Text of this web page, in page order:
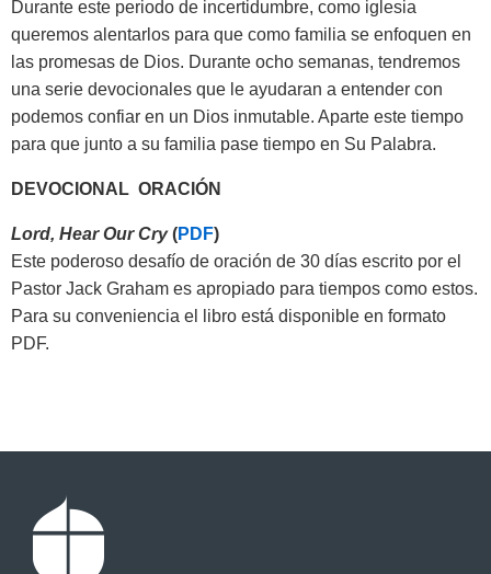
Durante este periodo de incertidumbre, como iglesia
queremos alentarlos para que como familia se enfoquen en
las promesas de Dios. Durante ocho semanas, tendremos
una serie devocionales que le ayudaran a entender con
podemos confiar en un Dios inmutable. Aparte este tiempo
para que junto a su familia pase tiempo en Su Palabra.
DEVOCIONAL ORACIÓN
Lord, Hear Our Cry (PDF)
Este poderoso desafío de oración de 30 días escrito por el
Pastor Jack Graham es apropiado para tiempos como estos.
Para su conveniencia el libro está disponible en formato
PDF.